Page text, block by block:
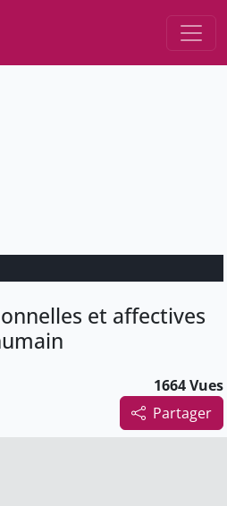
et affectives
1664 Vues
Partager